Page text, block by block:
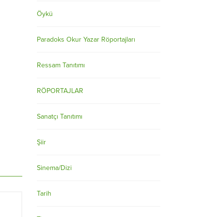
Öykü
Paradoks Okur Yazar Röportajları
Ressam Tanıtımı
RÖPORTAJLAR
Sanatçı Tanıtımı
Şiir
Sinema/Dizi
Tarih